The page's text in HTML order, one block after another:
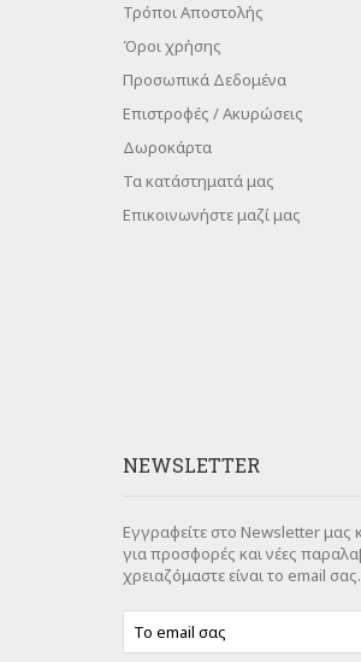
Τρόποι Αποστολής
Όροι χρήσης
Προσωπικά Δεδομένα
Επιστροφές / Ακυρώσεις
Δωροκάρτα
Τα κατάστηματά μας
Επικοινωνήστε μαζί μας
NEWSLETTER
Εγγραφείτε στο Newsletter μας
για προσφορές και νέες
χρειαζόμαστε είναι το email σας.